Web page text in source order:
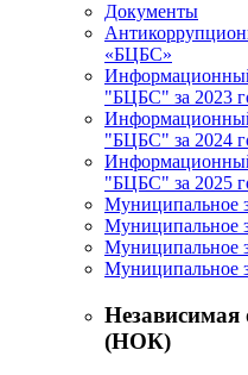
Документы
«БЦБС»
"БЦБС" за 2023
"БЦБС" за 2024
"БЦБС" за 2025
Муниципальное
Муниципальное
Муниципальное
Муниципальное
Независимая
(НОК)